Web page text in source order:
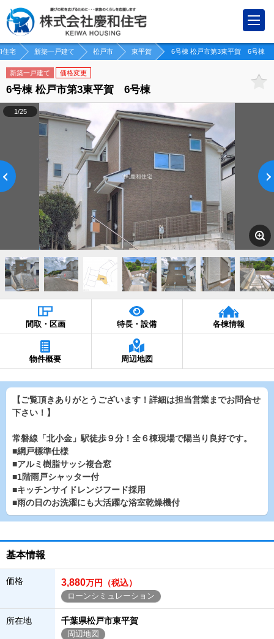
住宅 新築一戸建て 松戸市 東平賀 6号棟 松戸市第3東平賀 6号棟
新築一戸建て 価格変更
6号棟 松戸市第3東平賀 6号棟
1/25
間取・区画 特長・設備 各棟情報
物件概要 周辺地図
【ご覧頂きありがとうございます！詳細は担当営業までお問合せ
下さい！】
常磐線「北小金」駅徒歩９分！全６棟現場で陽当り良好です。
■網戸標準仕様
■アルミ樹脂サッシ複合窓
■1階雨戸シャッター付
■キッチンサイドレンジフード採用
■雨の日のお洗濯にも大活躍な浴室乾燥機付
基本情報
価格 3,880万円（税込）
ローンシミュレーション
所在地 千葉県松戸市東平賀
周辺地図